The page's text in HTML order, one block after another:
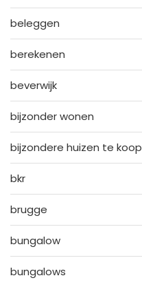
beleggen
berekenen
beverwijk
bijzonder wonen
bijzondere huizen te koop
bkr
brugge
bungalow
bungalows